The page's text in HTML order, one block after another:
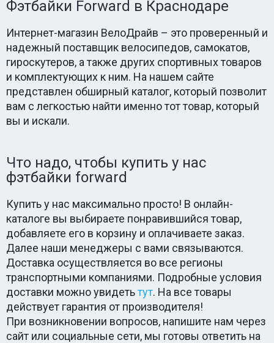
Фэтбайки Forward в Краснодаре
Интернет-магазин ВелоДрайв – это проверенный и
надежный поставщик велосипедов, самокатов,
гироскутеров, а также других спортивных товаров
и комплектующих к ним. На нашем сайте
представлен обширный каталог, который позволит
вам с легкостью найти именно тот товар, который
вы и искали.
Что надо, чтобы купить у нас
фэтбайки forward
Купить у нас максимально просто! В онлайн-
каталоге вы выбираете понравившийся товар,
добавляете его в корзину и оплачиваете заказ.
Далее наши менеджеры с вами связываются.
Доставка осуществляется во все регионы
транспортными компаниями. Подробные условия
доставки можно увидетьтут. На все товары
действует гарантия от производителя!
При возникновении вопросов, напишите нам через
сайт или социальные сети, мы готовы ответить на